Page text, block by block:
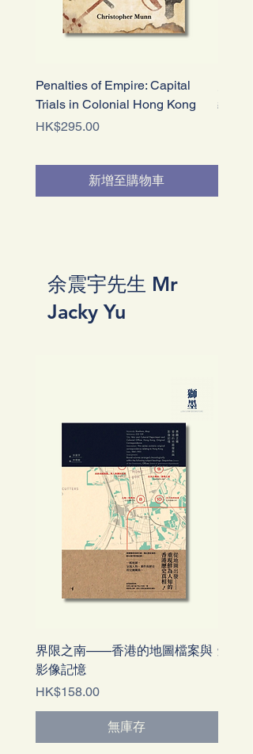
Penalties of Empire: Capital
Trials in Colonial Hong Kong
價格
HK$295.00
新增至購物車
義與刑
余震宇先生 Mr
Jacky Yu
界限之南——香港的地圖檔案與
影像記憶
價格
HK$158.00
無庫存
壹街